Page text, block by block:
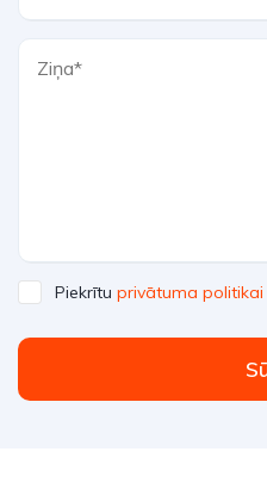
Piekrītu privātuma politikai